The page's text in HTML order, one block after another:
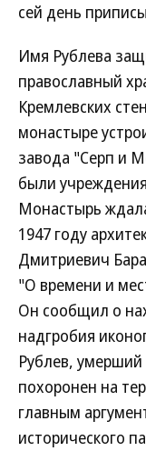
сей день
Имя Рублева
православный
Кремлевских
монастыре
завода "Серп и
были
Монастырь
1947 году
Дмитриевич
"О времени и
Он сообщил о
надгробия
Рублев, умерший
похоронен на
главным
исторического